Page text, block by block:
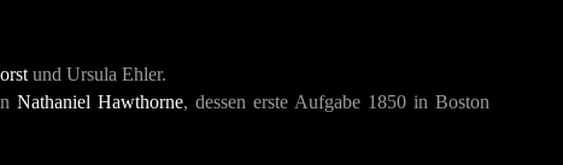
und Ursula Ehler.
Nathaniel Hawthorne, dessen erste Aufgabe 1850 in Boston